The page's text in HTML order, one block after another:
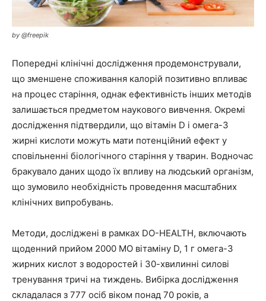
by @freepik
Попередні клінічні дослідження продемонстрували,
що зменшене споживання калорій позитивно впливає
на процес старіння, однак ефективність інших методів
залишається предметом наукового вивчення. Окремі
дослідження підтвердили, що вітамін D і омега-3
жирні кислоти можуть мати потенційний ефект у
сповільненні біологічного старіння у тварин. Водночас
бракувало даних щодо їх впливу на людський організм,
що зумовило необхідність проведення масштабних
клінічних випробувань.
Методи, досліджені в рамках DO-HEALTH, включають
щоденний прийом 2000 МО вітаміну D, 1 г омега-3
жирних кислот з водоростей і 30-хвилинні силові
тренування тричі на тиждень. Вибірка дослідження
складалася з 777 осіб віком понад 70 років, а